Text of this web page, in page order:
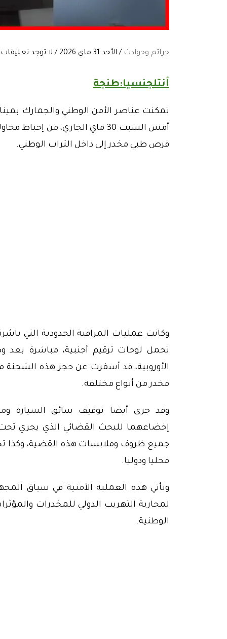
جرائم وحوادث / الأحد 31 ماي 2026 / لا توجد تعليقات:
أنتلجنسيا:طنجة
تمكنت عناصر الأمن الوطني والجمارك
قرص طبي مخدر إلى داخل التراب الوطني.
وكانت عمليات المراقبة الحدودية التي
تحمل لوحات ترقيم أجنبية، مباشرة بعد
مخدر من أنواع مختلفة.
وقد جرى أيضا توقيف سائق السيارة
إخضاعهما للبحث القضائي الذي يجري
جميع ظروف وملابسات هذه القضية، وكذا
محليا ودوليا.
وتأتي هذه العملية الأمنية في سياق
لمحاربة التهريب الدولي للمخدرات
الوطنية.